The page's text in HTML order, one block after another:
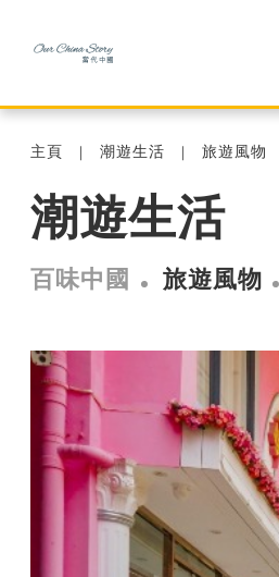
主頁 潮遊生活 旅遊風物
潮遊生活
百味中國 旅遊風物